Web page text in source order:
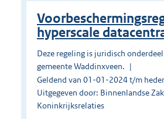
hyperscale
Deze regeling is juridisch
gemeente Waddinxveen.
Geldend van 01-01-2024 t/m
Uitgegeven door: Binnenlandse
Koninkrijksrelaties